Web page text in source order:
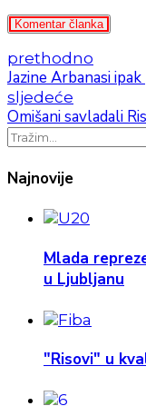
Komentar članka
prethodno
Jazine Arbanasi
sljedeće
Omišani savladali
Najnovije
Mlada
u Ljubljanu
"Risovi" u